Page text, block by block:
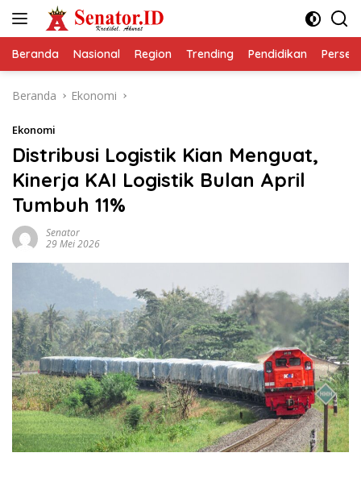
Beranda Nasional Region Trending Pendidikan
Beranda Ekonomi
Ekonomi
Distribusi Logistik Kian Menguat,
Kinerja KAI Logistik Bulan April
Tumbuh 11%
Senator
29 Mei 2026